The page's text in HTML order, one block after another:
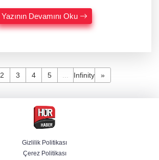
Yazının Devamını Oku
2 3 4 5 Infinity »
Gizlilik Politikası
Çerez Politikası